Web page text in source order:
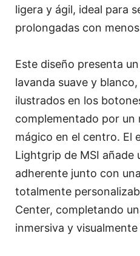
ligera y ágil, ideal para
prolongadas con
Este diseño presenta
lavanda suave y
ilustrados en los
complementado por un
mágico en el centro. El
Lightgrip de MSI
adherente junto con
totalmente
Center, completando
inmersiva y